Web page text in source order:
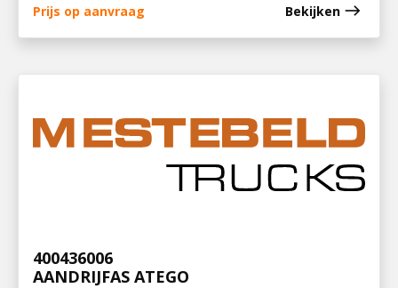
Prijs op aanvraag Bekijken east
400436006
AANDRIJFAS ATEGO